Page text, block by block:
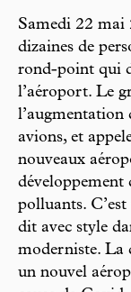
Samedi 22 mai
dizaines de
rond-point qui
l’aéroport. Le
l’augmentation
avions, et
nouveaux
développement
polluants.
dit avec style
moderniste. La
un nouvel